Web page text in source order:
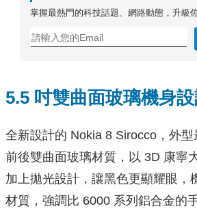
掌握最熱門的科技話題、網路動態，升級
5.5 吋雙曲面玻璃機身
全新設計的 Nokia 8 Sirocco，外型
前後雙曲面玻璃材質，以 3D 康寧
加上拋光設計，讓黑色更顯耀眼，
材質，強調比 6000 系列鋁合金的